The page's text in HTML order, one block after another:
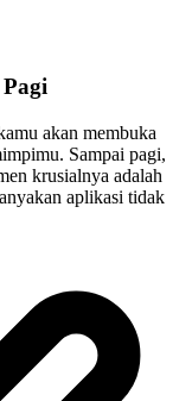
akan membuka
Sampai pagi,
krusialnya adalah
aplikasi tidak